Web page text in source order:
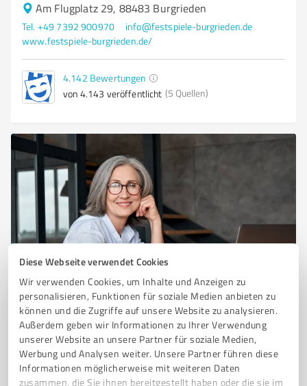
Diese Webseite verwendet Cookies
Wir verwenden Cookies, um Inhalte und Anzeigen zu
personalisieren, Funktionen für soziale Medien anbieten zu
können und die Zugriffe auf unsere Website zu analysieren.
Außerdem geben wir Informationen zu Ihrer Verwendung
unserer Website an unsere Partner für soziale Medien,
Werbung und Analysen weiter. Unsere Partner führen diese
Informationen möglicherweise mit weiteren Daten
zusammen, die Sie ihnen bereitgestellt haben oder die sie im
Am Flugplatz 29, 88483 Burgrieden
Tel. +49 7392 900970
info@festspiele-burgrieden.de
www.festspiele-burgrieden.de/
4.142 Bewertungen
von 4.143 veröffentlicht (5 Quellen)
Sie möchten auch hier gelistet werden?
Registrieren Sie sich jetzt und werden Sie ein von
Kunden empfohlener ProvenExpert!
1